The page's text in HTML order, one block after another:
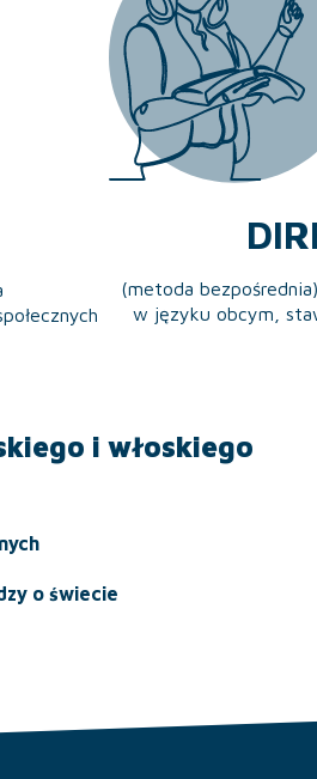
(metoda
w języku obcym,
i włoskiego
o świecie